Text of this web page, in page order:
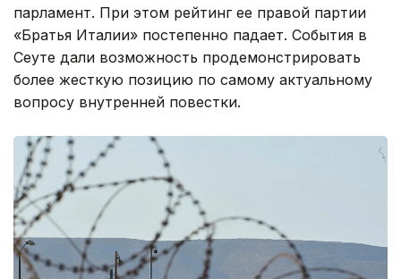
парламент. При этом рейтинг ее правой партии
«Братья Италии» постепенно падает. События в
Сеуте дали возможность продемонстрировать
более жесткую позицию по самому актуальному
вопросу внутренней повестки.